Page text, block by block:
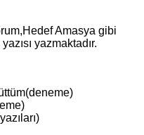
Amasya gibi
yazmaktadır.